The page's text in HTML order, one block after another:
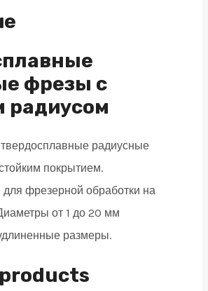
фрезы с
радиусом
радиусные
покрытием.
фрезерной обработки на
от 1 до 20 мм
размеры.